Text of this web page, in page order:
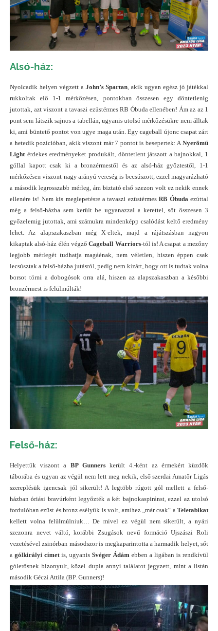
Alsó-ház:
Nyolcadik helyen végzett a John’s Spartan , akik ugyan egész jó játékkal
rukkoltak elő 1-1 mérkőzésen, pontokban összesen egy döntetlenig
jutottak, azt viszont a tavaszi ezüstérmes RB Óbuda ellenében! Ám az az 1
pont sem látszik sajnos a tabellán, ugyanis utolsó mérkőzésükre nem álltak
ki, ami büntető pontot von ugye maga után. Egy cageball újonc csapat zárt
a hetedik pozícióban, akik viszont már 7 pontot is besepertek: A Nyerőmű
Light érdekes eredményeket produkált, döntetlent játszott a bajnokkal, 1
góllal kapott csak ki a bronzérmestől és az alsó-ház győztestől, 1-1
mérkőzésen viszont nagy arányú vereség is becsúszott, ezzel magyarázható
a második legrosszabb mérleg, ám biztató első szezon volt ez nekik ennek
ellenére is! Nem kis meglepetésre a tavaszi ezüstérmesRB Óbuda ezúttal
még a felső-házba sem került be ugyanazzal a kerettel, sőt összesen 3
győzelemig jutottak, ami számukra mindenképp csalódást keltő eredmény
lehet. Az alapszakaszban még X-eltek, majd a rájátszásban nagyon
kikaptak alsó-ház élén végzőCageball Warriors-tól is! A csapat a mezőny
legjobb mérlegét tudhatja magáénak, nem véletlen, hiszen éppen csak
lecsúsztak a felső-házba jutásról, pedig nem kizárt, hogy ott is tudtak volna
borsot törni a dobogósok orra alá, hiszen az alapszakaszban a későbbi
bronzérmest is felülmúlták!
Felső-ház:
Helyettük viszont a BP Gunnerskerült 4.-ként az érmekért küzdők
táborába és ugyan az végül nem lett meg nekik, első szerdai Amatőr Ligás
szereplésük igencsak jól sikerült! A legtöbb rúgott gól mellett a felső-
házban óriási bravúrként legyőzték a két bajnokaspiránst, ezzel az utolsó
fordulóban ezüst és bronz esélyük is volt, amihez „már csak” a Teletabikat
kellett volna felülmúlniuk… De mivel ez végül nem sikerült, a nyári
szezonra nevet váltó, korábbi Zsugások nevű formáció Ujszászi Roli
vezetésével zsinórban másodszor is megkaparintotta a harmadik helyet, sőt
a gólkirályi címet is, ugyanis Svéger Ádám ebben a ligában is rendkívül
gólerősnek bizonyult, közel dupla annyi találatot jegyzett, mint a listán
második Géczi Attila (BP. Gunners)!